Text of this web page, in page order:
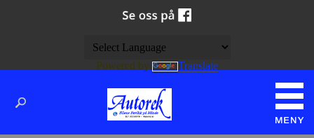
Powered by Translate